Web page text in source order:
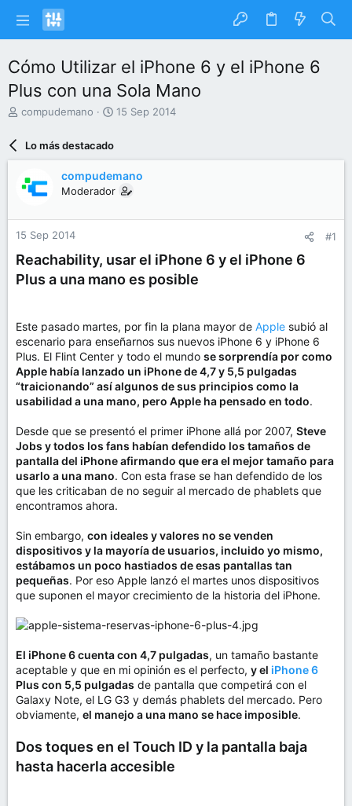
Cómo Utilizar el iPhone 6 y el iPhone 6
Plus con una Sola Mano
I
a
r
d
e
l
t
a
compudemano
F
d
e
n
i
o
15 Sep 2014
Lo más destacado
compudemano
Moderador
15 Sep 2014 #1
Reachability, usar el iPhone 6 y el iPhone 6
Plus a una mano es posible
Este pasado martes, por fin la plana mayor de Apple subió al
escenario para enseñarnos sus nuevos iPhone 6 y iPhone 6
Plus. El Flint Center y todo el mundo se sorprendía por como
Apple había lanzado un iPhone de 4,7 y 5,5 pulgadas
“traicionando” así algunos de sus principios como la
usabilidad a una mano, pero Apple ha pensado en todo.
Desde que se presentó el primer iPhone allá por 2007, Steve
Jobs y todos los fans habían defendido los tamaños de
pantalla del iPhone afirmando que era el mejor tamaño para
usarlo a una mano. Con esta frase se han defendido de los
que les criticaban de no seguir al mercado de phablets que
encontramos ahora.
Sin embargo, con ideales y valores no se venden
dispositivos y la mayoría de usuarios, incluido yo mismo,
estábamos un poco hastiados de esas pantallas tan
pequeñas. Por eso Apple lanzó el martes unos dispositivos
que suponen el mayor crecimiento de la historia del iPhone.
El iPhone 6 cuenta con 4,7 pulgadas, un tamaño bastante
aceptable y que en mi opinión es el perfecto, y el iPhone 6
Plus con 5,5 pulgadas de pantalla que competirá con el
Galaxy Note, el LG G3 y demás phablets del mercado. Pero
obviamente, el manejo a una mano se hace imposible.
Dos toques en el Touch ID y la pantalla baja
hasta hacerla accesible